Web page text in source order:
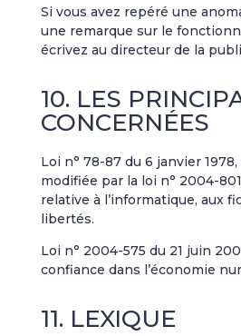
Si vous avez repéré une
une remarque sur le
écrivez au directeur de la
10. LES
CONCERNÉES
Loi n° 78-87 du 6 janvier
modifiée par la loi n° 2004-
relative à l’informatique, aux
libertés.
Loi n° 2004-575 du 21 juin
confiance dans l’économie
11. LEXIQUE